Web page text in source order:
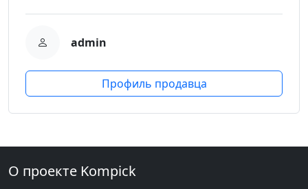
admin
Профиль продавца
О проекте Kompick